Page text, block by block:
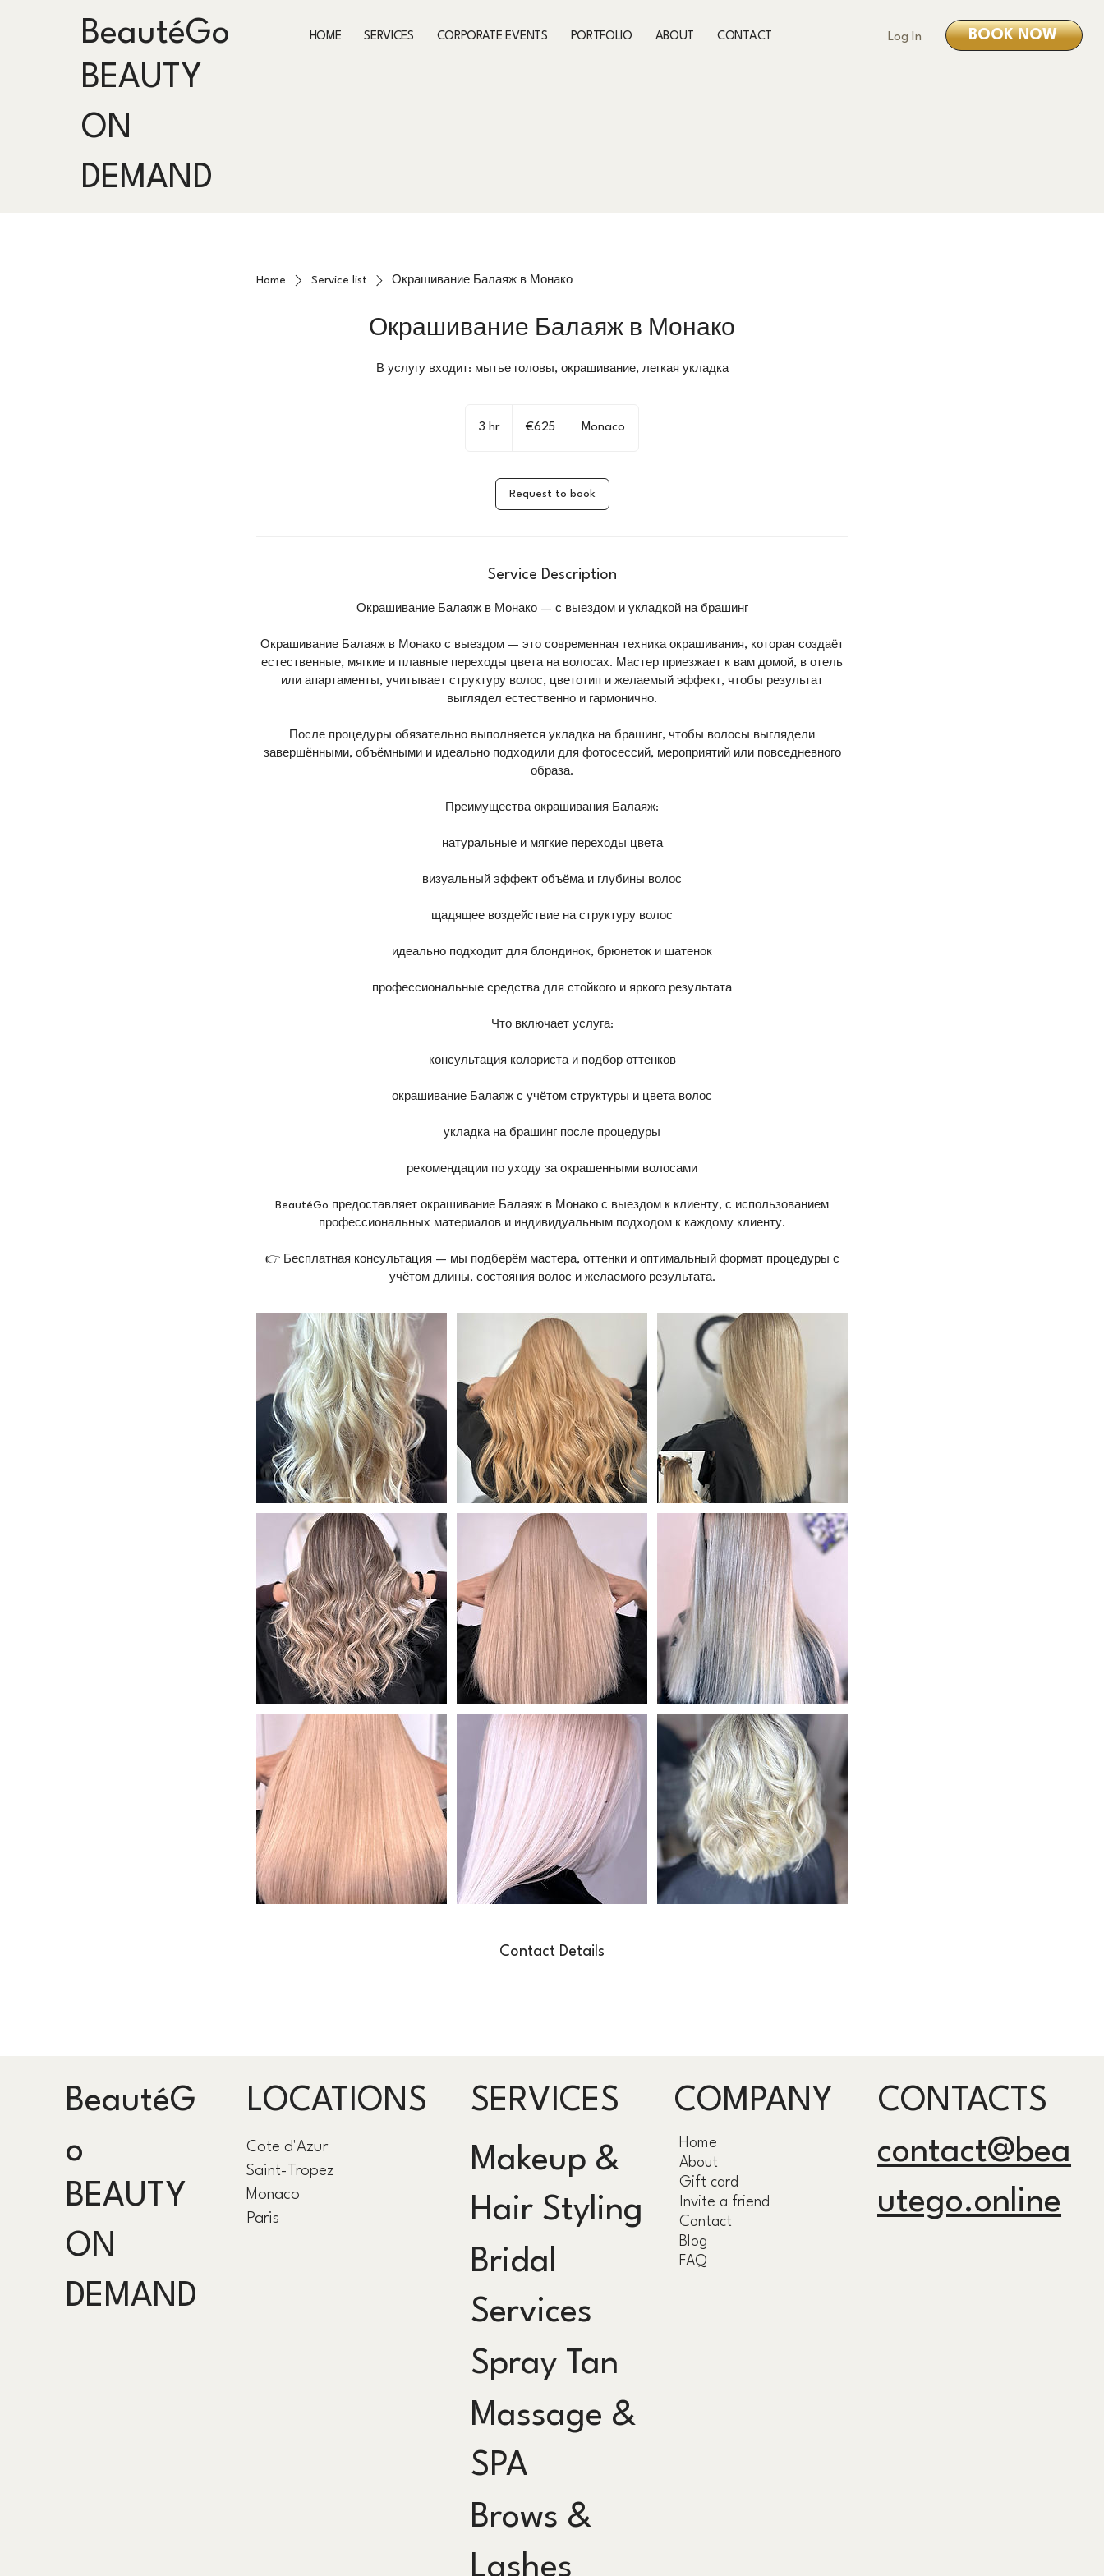
BeautéGo
BEAUTY
ON
DEMAND
HOME SERVICES CORPORATE EVENTS PORTFOLIO ABOUT CONTACT Log In BOOK NOW
Home Service list Окрашивание Балаяж в Монако
Окрашивание Балаяж в Монако
В услугу входит: мытье головы, окрашивание, легкая укладка
3 hr3
€625 Monaco
Request to book
Service Description
Окрашивание Балаяж в Монако — с выездом и укладкой на брашинг
Окрашивание Балаяж в Монако с выездом — это современная техника окрашивания, которая создаёт
естественные, мягкие и плавные переходы цвета на волосах. Мастер приезжает к вам домой, в отель
или апартаменты, учитывает структуру волос, цветотип и желаемый эффект, чтобы результат
выглядел естественно и гармонично.
После процедуры обязательно выполняется укладка на брашинг, чтобы волосы выглядели
завершёнными, объёмными и идеально подходили для фотосессий, мероприятий или повседневного
образа.
Преимущества окрашивания Балаяж:
натуральные и мягкие переходы цвета
визуальный эффект объёма и глубины волос
щадящее воздействие на структуру волос
идеально подходит для блондинок, брюнеток и шатенок
профессиональные средства для стойкого и яркого результата
Что включает услуга:
консультация колориста и подбор оттенков
окрашивание Балаяж с учётом структуры и цвета волос
укладка на брашинг после процедуры
рекомендации по уходу за окрашенными волосами
BeautéGo предоставляет окрашивание Балаяж в Монако с выездом к клиенту, с использованием
профессиональных материалов и индивидуальным подходом к каждому клиенту.
👉 Бесплатная консультация — мы подберём мастера, оттенки и оптимальный формат процедуры с
учётом длины, состояния волос и желаемого результата.
Contact Details
BeautéG
o
BEAUTY
ON
DEMAND
LOCATIONS
Cote d'Azur
Saint-Tropez
Monaco
Paris
SERVICES
Makeup &
Hair Styling
Bridal
Services
Spray Tan
Massage &
SPA
Brows &
Lashes
COMPANY
Home
About
Gift card
Invite a friend
Contact
Blog
FAQ
CONTACTS
contact@bea
utego.online